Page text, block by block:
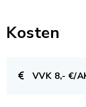
Kosten
VVK 8,- €/